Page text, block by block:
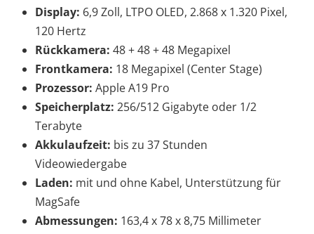
Display: 6,9 Zoll, LTPO OLED, 2.868 x 1.320 Pixel,
120 Hertz
Rückkamera: 48 + 48 + 48 Megapixel
Frontkamera: 18 Megapixel (Center Stage)
Prozessor: Apple A19 Pro
Speicherplatz: 256/512 Gigabyte oder 1/2
Terabyte
Akkulaufzeit: bis zu 37 Stunden
Videowiedergabe
Laden: mit und ohne Kabel, Unterstützung für
MagSafe
Abmessungen: 163,4 x 78 x 8,75 Millimeter